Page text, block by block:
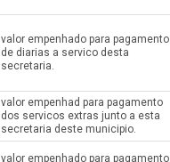
valor empenhado para pagamento
de diarias a servico desta
secretaria.
valor empenhad para pagamento
dos servicos extras junto a esta
secretaria deste municipio.
valor empenhado para pagamento